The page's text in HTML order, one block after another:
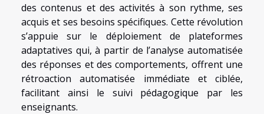
des contenus et des activités à son rythme, ses
acquis et ses besoins spécifiques. Cette révolution
s’appuie sur le déploiement de plateformes
adaptatives qui, à partir de l’analyse automatisée
des réponses et des comportements, offrent une
rétroaction automatisée immédiate et ciblée,
facilitant ainsi le suivi pédagogique par les
enseignants.